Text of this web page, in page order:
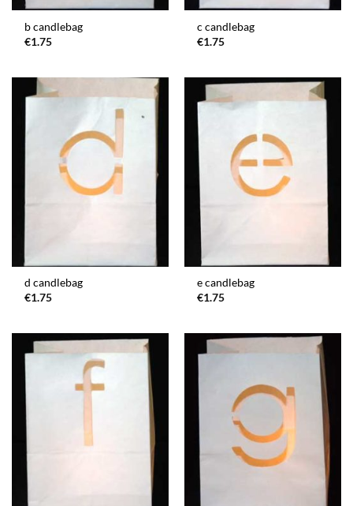
b candlebag
€1.75
c candlebag
€1.75
d candlebag
€1.75
e candlebag
€1.75